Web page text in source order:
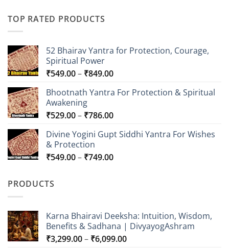
TOP RATED PRODUCTS
52 Bhairav Yantra for Protection, Courage,
Spiritual Power
₹549.00– ₹849.00Price
₹549.00
₹849.00
Bhootnath Yantra For Protection & Spiritual
Awakening
₹529.00– ₹786.00Price
₹529.00
₹786.00
Divine Yogini Gupt Siddhi Yantra For Wishes
& Protection
₹549.00– ₹749.00Price
PRODUCTS
Karna Bhairavi Deeksha: Intuition, Wisdom,
Benefits & Sadhana | DivyayogAshram
₹3,299.00– ₹6,099.00Price